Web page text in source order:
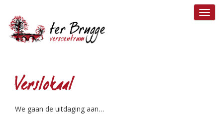
Verslokaal
We gaan de uitdaging aan…